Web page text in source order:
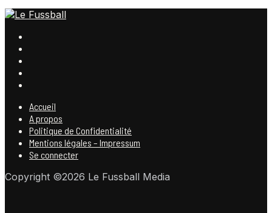
Accueil
A propos
Politique de Confidentialité
Mentions légales – Impressum
Se connecter
Copyright ©2026 Le Fussball Media